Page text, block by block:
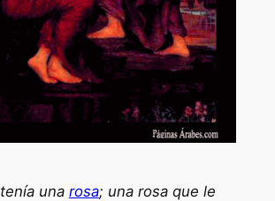
una rosa; una rosa que le